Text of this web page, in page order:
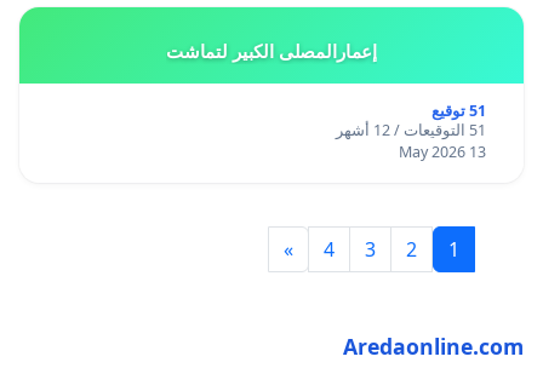
إعمارالمصلى الكبير لتماشت
51 توقيع
51 التوقيعات / 12 أشهر
13 May 2026
1
2
3
4
»
Aredaonline.com